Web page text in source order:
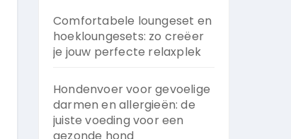
Comfortabele loungeset en
hoekloungesets: zo creëer
je jouw perfecte relaxplek
Hondenvoer voor gevoelige
darmen en allergieën: de
juiste voeding voor een